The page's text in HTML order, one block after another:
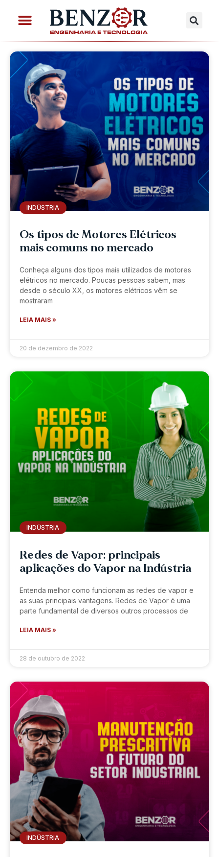
INDÚSTRIA
Os tipos de Motores Elétricos
mais comuns no mercado
Conheça alguns dos tipos mais utilizados de motores
elétricos no mercado. Poucas pessoas sabem, mas
desde o século XX, os motores elétricos vêm se
mostraram
LEIA MAIS »
20 de dezembro de 2022
INDÚSTRIA
Redes de Vapor: principais
aplicações do Vapor na Indústria
Entenda melhor como funcionam as redes de vapor e
as suas principais vantagens. Redes de Vapor é uma
parte fundamental de diversos outros processos de
LEIA MAIS »
28 de outubro de 2022
INDÚSTRIA